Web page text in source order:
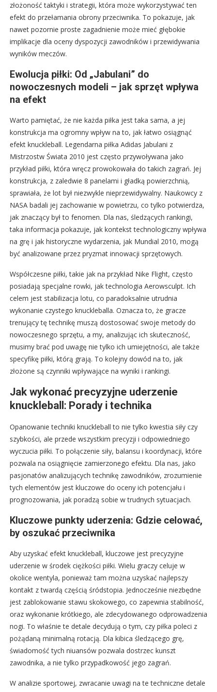
złożoność taktyki i strategii, która może wykorzystywać ten
efekt do przełamania obrony przeciwnika. To pokazuje, jak
nawet pozornie proste zagadnienie może mieć głębokie
implikacje dla oceny dyspozycji zawodników i przewidywania
wyników meczów.
Ewolucja piłki: Od „Jabulani” do
nowoczesnych modeli – jak sprzęt wpływa
na efekt
Warto pamiętać, że nie każda piłka jest taka sama, a jej
konstrukcja ma ogromny wpływ na to, jak łatwo osiągnąć
efekt knuckleball. Legendarna piłka Adidas Jabulani z
Mistrzostw Świata 2010 jest często przywoływana jako
przykład piłki, która wręcz prowokowała do takich zagrań. Jej
konstrukcja, z zaledwie 8 panelami i gładką powierzchnią,
sprawiała, że lot był niezwykle nieprzewidywalny. Naukowcy z
NASA badali jej zachowanie w powietrzu, co tylko potwierdza,
jak znaczący był to fenomen. Dla nas, śledzących rankingi,
taka informacja pokazuje, jak kontekst technologiczny wpływa
na grę i jak historyczne wydarzenia, jak Mundial 2010, mogą
być analizowane przez pryzmat innowacji sprzętowych.
Współczesne piłki, takie jak na przykład Nike Flight, często
posiadają specjalne rowki, jak technologia Aerowsculpt. Ich
celem jest stabilizacja lotu, co paradoksalnie utrudnia
wykonanie czystego knuckleballa. Oznacza to, że gracze
trenujący tę technikę muszą dostosować swoje metody do
nowoczesnego sprzętu, a my, analizując ich skuteczność,
musimy brać pod uwagę nie tylko ich umiejętności, ale także
specyfikę piłki, którą grają. To kolejny dowód na to, jak
złożone są czynniki wpływające na wyniki i rankingi.
Jak wykonać precyzyjne uderzenie
knuckleball: Porady i technika
Opanowanie techniki knuckleball to nie tylko kwestia siły czy
szybkości, ale przede wszystkim precyzji i odpowiedniego
wyczucia piłki. To połączenie siły, balansu i koordynacji, które
pozwala na osiągnięcie zamierzonego efektu. Dla nas, jako
pasjonatów analizujących technikę zawodników, zrozumienie
tych elementów jest kluczowe do oceny ich potencjału i
prognozowania, jak poradzą sobie w trudnych sytuacjach.
Kluczowe punkty uderzenia: Gdzie celować,
by oszukać przeciwnika
Aby uzyskać efekt knuckleball, kluczowe jest precyzyjne
uderzenie w środek ciężkości piłki. Wielu graczy celuje w
okolice wentyla, ponieważ tam można uzyskać najlepszy
kontakt z twardą częścią śródstopia. Jednocześnie niezbędne
jest zablokowanie stawu skokowego, co zapewnia stabilność,
oraz wykonanie krótkiego, ale zdecydowanego odprowadzenia
nogi. To właśnie te detale decydują o tym, czy piłka poleci z
pożądaną minimalną rotacją. Dla kibica śledzącego grę,
świadomość tych niuansów pozwala dostrzec kunszt
zawodnika, a nie tylko przypadkowość jego zagrań.
W analizie sportowej, zwracanie uwagi na te techniczne detale